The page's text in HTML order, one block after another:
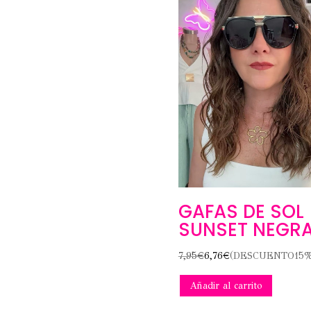
GAFAS DE SOL
SUNSET
7,95€6,76€
Añadir al carrito